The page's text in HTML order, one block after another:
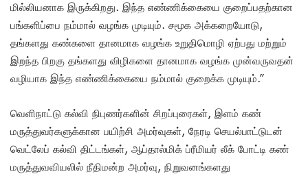
மில்லியனாக இருக்கிறது. இந்த எண்ணிக்கையை குறைப்பதற்கான
பங்களிப்பை நம்மால் வழங்க முடியும். சமூக அக்கறையோடு,
தங்களது கண்களை தானமாக வழங்க உறுதிமொழி ஏற்பது மற்றும்
இறந்த பிறகு தங்களது விழிகளை தானமாக வழங்க முன்வருவதன்
வழியாக இந்த எண்ணிக்கையை நம்மால் குறைக்க முடியும்.”
வெளிநாட்டு கல்வி நிபுணர்களின் சிறப்புரைகள், இளம் கண்
மருத்துவர்களுக்கான பயிற்சி அமர்வுகள், நேரடி செயல்பாட்டுடன்
வெட்லேப் கல்வி திட்டங்கள், ஆப்தால்மிக் ப்ரீமியர் லீக் போட்டி கண்
மருத்துவவியலில் நீதிமன்ற அமர்வு, நிறுவனங்களது